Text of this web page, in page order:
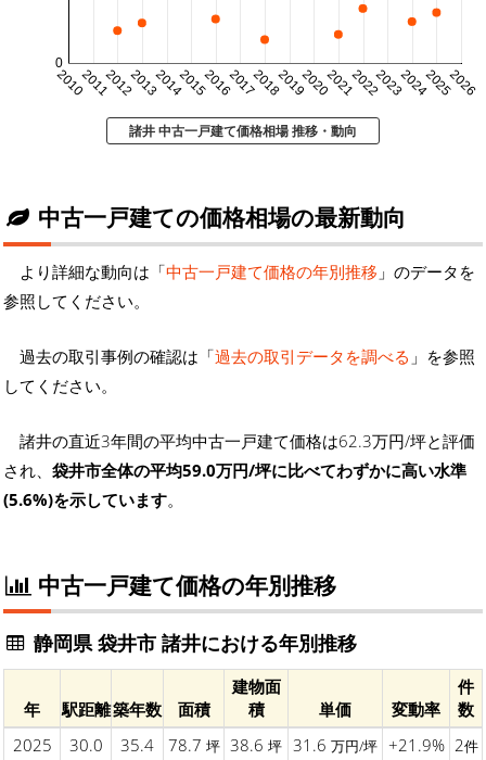
20102011201220132014201520162017201820192020202120222023202420252026
0
諸井 中古一戸建て価格相場 推移・動向
中古一戸建ての価格相場の最新動向
より詳細な動向は「中古一戸建て価格の年別推移 」のデータを
参照してください。
過去の取引事例の確認は「過去の取引データを調べる 」を参照
してください。
諸井の直近3年間の平均中古一戸建て価格は62.3万円/坪と評価
され、 袋井市全体の平均59.0万円/坪に比べてわずかに高い水準
(5.6%)を示しています。
中古一戸建て価格の年別推移
静岡県 袋井市 諸井における年別推移
年 駅距離築年数 面積
建物面
積
単価 変動率
件
数
2025
30.0 35.4 78.7 坪 38.6 坪 31.6 万円/坪 +21.9% 2件